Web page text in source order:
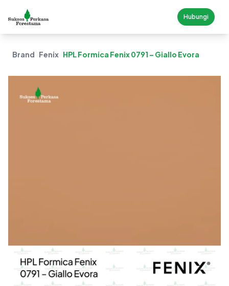
Hubungi
Brand Fenix HPL Formica Fenix 0791 – Giallo Evora